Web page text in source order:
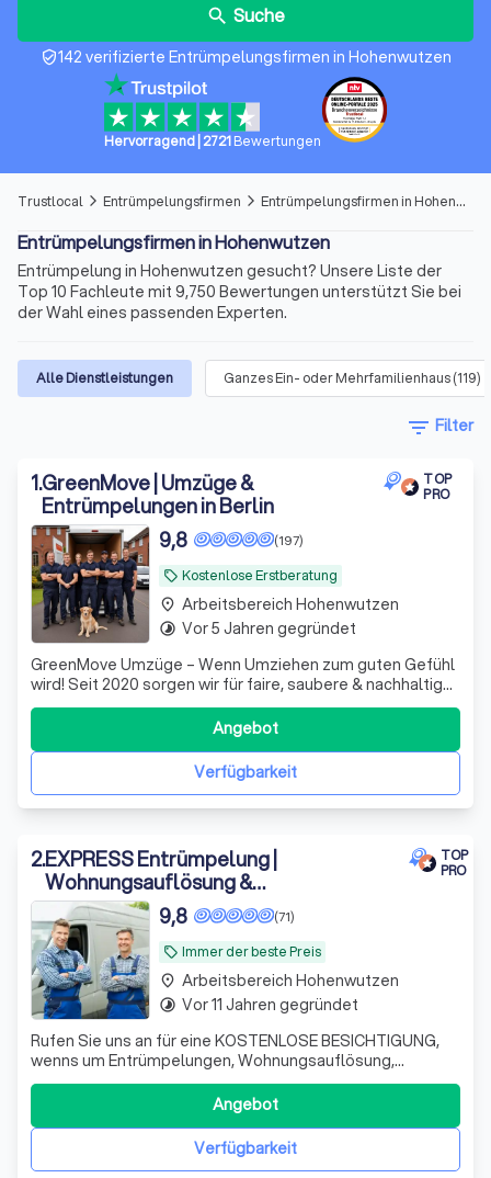
search Suche
verified_user142 verifizierte Entrümpelungsfirmen in Hohenwutzen
Hervorragend| 2721 Bewertungen
Trustlocal arrow_forward_ios Entrümpelungsfirmen arrow_forward_ios Entrümpelungsfirmen in Hohenwutzen
Entrümpelungsfirmen in Hohenwutzen
Entrümpelung in Hohenwutzen gesucht? Unsere Liste der
Top 10 Fachleute mit 9,750 Bewertungen unterstützt Sie bei
der Wahl eines passenden Experten.
Alle Dienstleistungen Ganzes Ein- oder Mehrfamilienhaus(119)
filter_list Filter
1.GreenMove | Umzüge &
Entrümpelungen in Berlin
TOP
PRO
local_offer Kostenlose Erstberatung
(197)
9,8
GreenMove Umzüge – Wenn Umziehen zum guten Gefühl
wird! Seit 2020 sorgen wir für faire, saubere & nachhaltige
Umzüge mit Herz. 🌿📦Mit uns wird Ihr Umzug leicht,
stressfrei und nachhaltig.💚
Verfügbarkeit
Angebot
place Arbeitsbereich Hohenwutzen
timelapse Vor 5 Jahren gegründet
2.EXPRESS Entrümpelung |
Wohnungsauflösung &
Haushaltsauflösung, Sperrmüll,
Entsorgung
TOP
PRO
local_offer Immer der beste Preis
(71)
9,8
Rufen Sie uns an für eine KOSTENLOSE BESICHTIGUNG,
wenns um Entrümpelungen, Wohnungsauflösung,
Auflösungen von Garagen/ Kellern/ Zimmern geht oder
einzelne Gegenstände. Wir helfen Ihnen weiter 😊👍🏻
Verfügbarkeit
Angebot
place Arbeitsbereich Hohenwutzen
timelapse Vor 11 Jahren gegründet